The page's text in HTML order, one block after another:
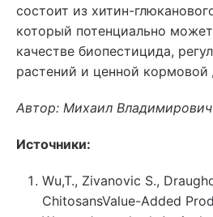
состоит из хитин-
который потенциально
качестве биопестицида,
растений и ценной кормовой
Автор: Михаил
Источники:
Wu,T., Zivanovic S.,
ChitosansValue-Added